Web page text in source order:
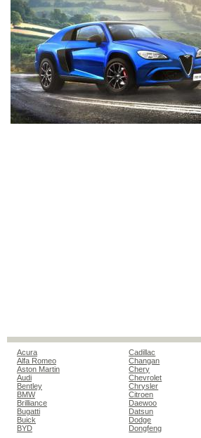
Acura
Alfa Romeo
Aston Martin
Audi
Bentley
BMW
Brilliance
Bugatti
Buick
BYD
Cadillac
Changan
Chery
Chevrolet
Chrysler
Citroen
Daewoo
Datsun
Dodge
Dongfeng